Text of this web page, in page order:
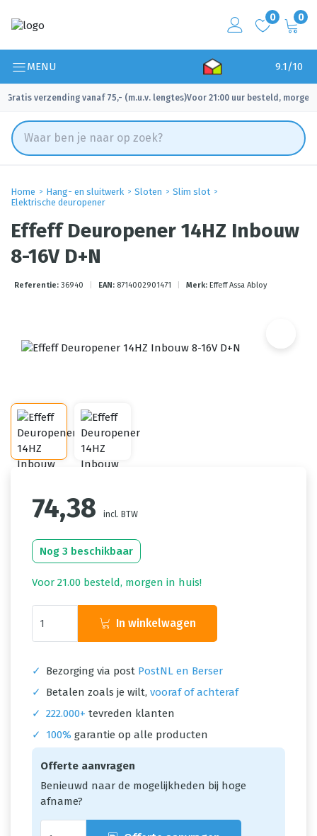
0 0
MENU 9.1/10
Gratis verzending vanaf 75,- (m.u.v. lengtes)
✓ Voor 21:00 uur besteld, morgen
Home Hang- en sluitwerk Sloten
Slim slot
Elektrische deuropener
Effeff Deuropener 14HZ Inbouw
8-16V D+N
Referentie: 36940 EAN: 8714002901471 Merk: Effeff Assa Abloy
74,38 incl. BTW
Nog 3 beschikbaar
Voor 21.00 besteld, morgen in huis!
In winkelwagen
✓ Bezorging via post PostNL en Berser
✓
Betalen zoals je wilt, vooraf of achteraf
✓ 222.000+ tevreden klanten
✓
100% garantie op alle producten
Offerte aanvragen
Benieuwd naar de mogelijkheden bij hoge
afname?